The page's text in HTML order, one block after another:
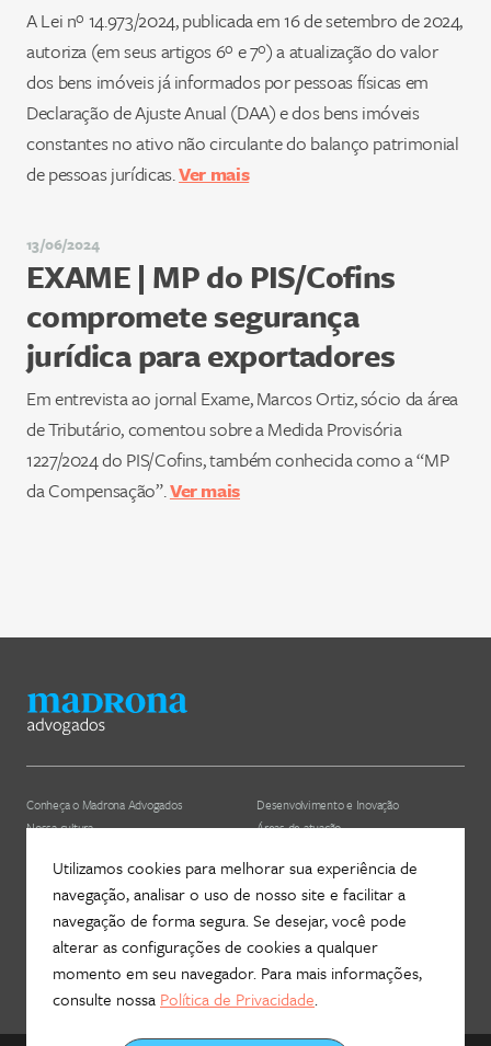
A Lei nº 14.973/2024, publicada em 16 de setembro de 2024,
autoriza (em seus artigos 6º e 7º) a atualização do valor
dos bens imóveis já informados por pessoas físicas em
Declaração de Ajuste Anual (DAA) e dos bens imóveis
constantes no ativo não circulante do balanço patrimonial
de pessoas jurídicas.Ver mais
13/06/2024
EXAME | MP do PIS/Cofins
compromete segurança
jurídica para exportadores
Em entrevista ao jornal Exame, Marcos Ortiz, sócio da área
de Tributário, comentou sobre a Medida Provisória
1227/2024 do PIS/Cofins, também conhecida como a “MP
da Compensação”.Ver mais
Conheça o Madrona Advogados
Nossa cultura
Desenvolvimento e Inovação
Áreas de atuação
Hub Madrona
Vem ser Madrona
Proteção de Dados e Privacidade
Contato
Newsletter
Fale com a gente!
Utilizamos cookies para melhorar sua experiência de
navegação, analisar o uso de nosso site e facilitar a
navegação de forma segura. Se desejar, você pode
alterar as configurações de cookies a qualquer
momento em seu navegador. Para mais informações,
consulte nossa Política de Privacidade.